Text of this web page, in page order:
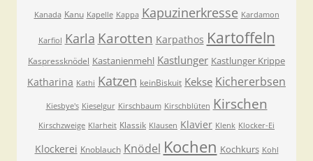
Kanada Kanu Kapelle Kappa Kapuzinerkresse Kardamon
Karfiol Karla Karotten Karpathos Kartoffeln
Kaspressknödel Kastanienmehl Kastlunger Kastlunger Krippe
Katharina Kathi Katzen keinBiskuit Kekse Kichererbsen
Kiesbye's Kieselgur Kirschbaum Kirschblüten Kirschen
Kirschzweige Klarheit Klassik Klausen Klavier Klenk Klocker-Ei
Klockerei Knoblauch Knödel Kochen Kochkurs Kohl